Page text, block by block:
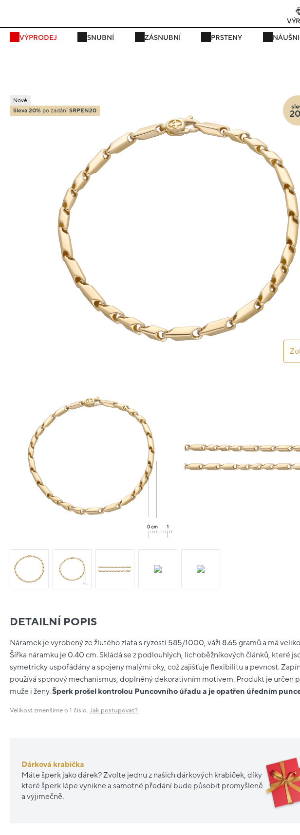
Právě teď! - 20 % na
VÝPRODEJ SNUBNÍ ZÁSNUBNÍ PRSTENY
Nové
Sleva 20% po zadání SRPEN20
DETAILNÍ POPIS
Náramek je vyrobený ze žlutého zlata s ryzostí 585/1000, váží 8.65 gramů a má
Šířka náramku je 0.40 cm. Skládá se z podlouhlých, lichoběžníkových článků, které
symetricky uspořádány a spojeny malými oky, což zajišťuje flexibilitu a pevnost.
používá sponový mechanismus, doplněný dekorativním motivem. Produkt je určen
muže i ženy.Šperk prošel kontrolou Puncovního úřadu a je opatřen úředním
Velikost zmenšíme o 1 číslo. Jak postupovat?
Dárková krabička
Máte šperk jako dárek? Zvolte jednu z našich dárkových krabiček, díky
které šperk lépe vynikne a samotné předání bude působit promyšleně
a výjimečně.